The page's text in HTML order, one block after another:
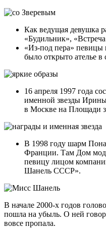
Как ведущая девушка
«Будильник»,
«Из-под пера»
было открыто ателье в
16 апреля 1997 года
именной звезды
в Москве на Площади
В 1998 году шарм
Франции. Там Дом
певицу лицом
Шанель СССР».
В начале 2000-х годов
пошла на убыль. О ней
вовсе пропала.